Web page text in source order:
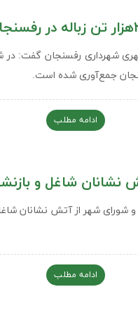
جمع‌آوری شده است.
ادامه مطلب
نشانان شاغل و
شورای شهر از آتش نشانان
ادامه مطلب